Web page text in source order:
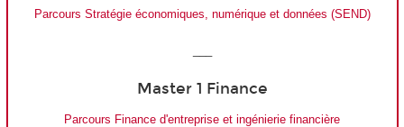
Parcours Stratégie économiques, numérique et données (SEND)
Master 1 Finance
Parcours Finance d'entreprise et ingénierie financière